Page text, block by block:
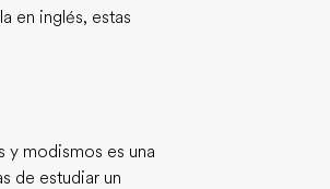
en inglés, estas
y modismos es una
de estudiar un